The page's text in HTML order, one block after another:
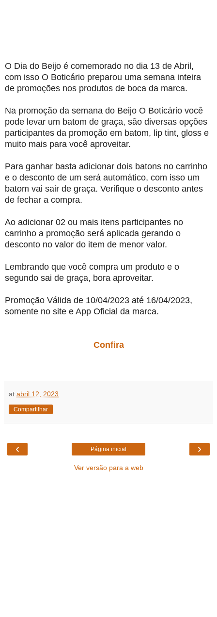
O Dia do Beijo é comemorado no dia 13 de Abril,
com isso O Boticário preparou uma semana inteira
de promoções nos produtos de boca da marca.
Na promoção da semana do Beijo O Boticário você
pode levar um batom de graça, são diversas opções
participantes da promoção em batom, lip tint, gloss e
muito mais para você aproveitar.
Para ganhar basta adicionar dois batons no carrinho
e o desconto de um será automático, com isso um
batom vai sair de graça. Verifique o desconto antes
de fechar a compra.
Ao adicionar 02 ou mais itens participantes no
carrinho a promoção será aplicada gerando o
desconto no valor do item de menor valor.
Lembrando que você compra um produto e o
segundo sai de graça, bora aproveitar.
Promoção Válida de 10/04/2023 até 16/04/2023,
somente no site e App Oficial da marca.
Confira
at abril 12, 2023
Compartilhar
‹ ›
Página inicial
Ver versão para a web